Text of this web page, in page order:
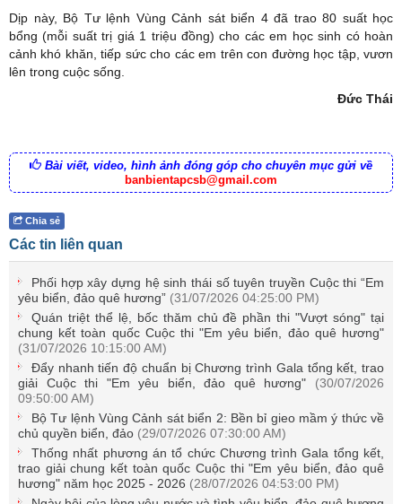
Dịp này, Bộ Tư lệnh Vùng Cảnh sát biển 4 đã trao 80 suất học
bổng (mỗi suất trị giá 1 triệu đồng) cho các em học sinh có hoàn
cảnh khó khăn, tiếp sức cho các em trên con đường học tập, vươn
lên trong cuộc sống.
Đức Thái
Bài viết, video, hình ảnh đóng góp cho chuyên mục gửi về
banbientapcsb@gmail.com
Chia sẻ
Các tin liên quan
Phối hợp xây dựng hệ sinh thái số tuyên truyền Cuộc thi “Em
yêu biển, đảo quê hương” (31/07/2026 04:25:00 PM)
Quán triệt thể lệ, bốc thăm chủ đề phần thi "Vượt sóng" tại
chung kết toàn quốc Cuộc thi "Em yêu biển, đảo quê hương"
(31/07/2026 10:15:00 AM)
Đẩy nhanh tiến độ chuẩn bị Chương trình Gala tổng kết, trao
giải Cuộc thi "Em yêu biển, đảo quê hương" (30/07/2026
09:50:00 AM)
Bộ Tư lệnh Vùng Cảnh sát biển 2: Bền bỉ gieo mầm ý thức về
chủ quyền biển, đảo (29/07/2026 07:30:00 AM)
Thống nhất phương án tổ chức Chương trình Gala tổng kết,
trao giải chung kết toàn quốc Cuộc thi "Em yêu biển, đảo quê
hương" năm học 2025 - 2026 (28/07/2026 04:53:00 PM)